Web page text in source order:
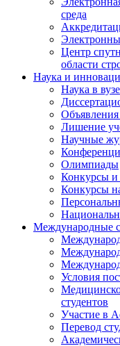
среда
Центр
области
Наука и
Наука в вузе
Объявления
Лишение
Научные
Олимпиады
Конкурсы и
Конкурсы
Международные
Условия
студентов
Участие в
Перевод